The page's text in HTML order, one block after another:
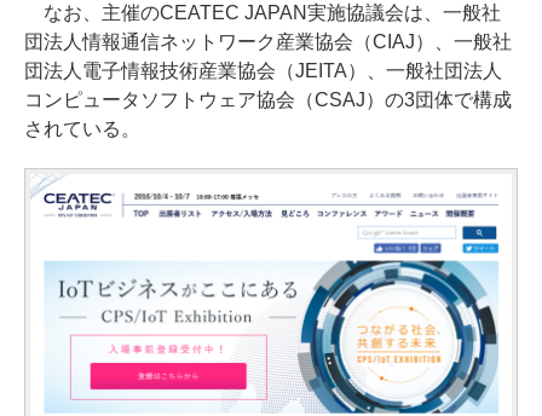
なお、主催のCEATEC JAPAN実施協議会は、一般社
団法人情報通信ネットワーク産業協会（CIAJ）、一般社
団法人電子情報技術産業協会（JEITA）、一般社団法人
コンピュータソフトウェア協会（CSAJ）の3団体で構成
されている。